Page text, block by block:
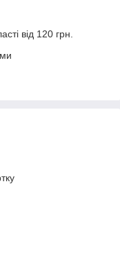
від 120 грн.